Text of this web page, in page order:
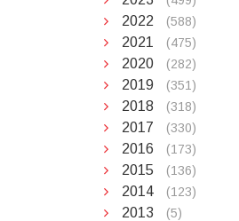
2022 (588)
2021 (475)
2020 (282)
2019 (351)
2018 (318)
2017 (330)
2016 (173)
2015 (136)
2014 (123)
2013 (5)